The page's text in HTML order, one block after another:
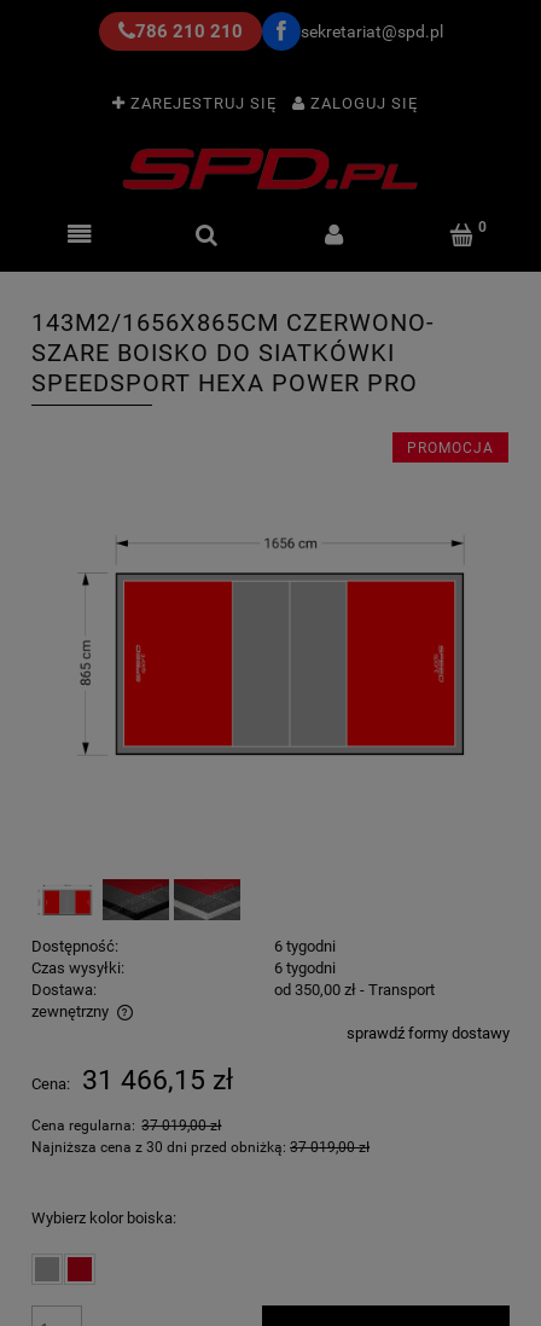
786 210 210 sekretariat@spd.pl
ZAREJESTRUJ SIĘ ZALOGUJ SIĘ
143M2/1656X865CM CZERWONO-
SZARE BOISKO DO SIATKÓWKI
SPEEDSPORT HEXA POWER PRO
PROMOCJA
Dostępność:
6 tygodni
Czas wysyłki:
6 tygodni
Dostawa:
od 350,00 zł - Transport
zewnętrzny
Cena nie zawiera ewentualnych kosztów płatnościsprawdź formy dostawy
Cena: 31 466,15 zł
Cena regularna: 37 019,00 zł
Najniższa cena z 30 dni przed obniżką: 37 019,00 zł
Wybierz kolor boiska: